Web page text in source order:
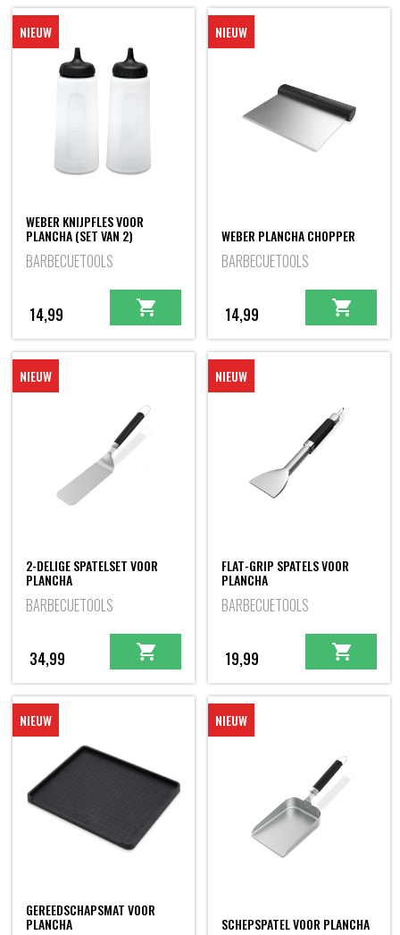
NIEUW
WEBER KNIJPFLES VOOR
PLANCHA (SET VAN 2)
BARBECUETOOLS
14,99
NIEUW
WEBER PLANCHA CHOPPER
BARBECUETOOLS
14,99
NIEUW
2-DELIGE SPATELSET VOOR
PLANCHA
BARBECUETOOLS
34,99
NIEUW
FLAT-GRIP SPATELS VOOR
PLANCHA
BARBECUETOOLS
19,99
NIEUW
GEREEDSCHAPSMAT VOOR
PLANCHA
NIEUW
SCHEPSPATEL VOOR PLANCHA